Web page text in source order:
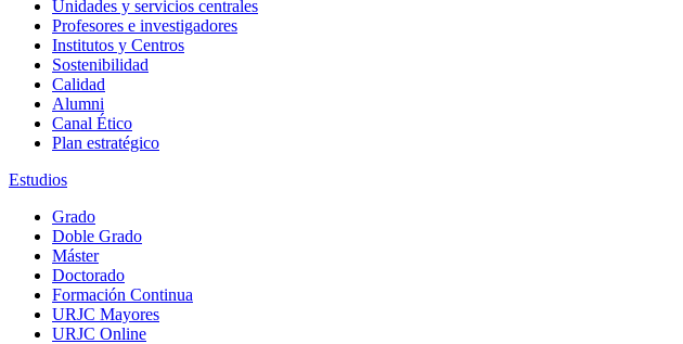
Unidades y servicios centrales
Profesores e investigadores
Institutos y Centros
Sostenibilidad
Calidad
Alumni
Canal Ético
Plan estratégico
Estudios
Grado
Doble Grado
Máster
Doctorado
Formación Continua
URJC Mayores
URJC Online